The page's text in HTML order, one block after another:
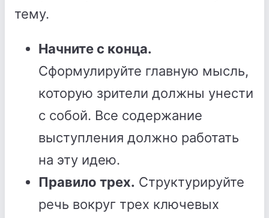
тему.
Начните с конца.
Сформулируйте главную мысль,
которую зрители должны унести
с собой. Все содержание
выступления должно работать
на эту идею.
Правило трех. Структурируйте
речь вокруг трех ключевых